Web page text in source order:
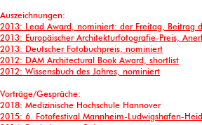
Auszeichnungen:
2013: Lead Award, nominiert: der Freitag, Beitrag
2013: Europäischer Architekturfotografie-Preis,
2013: Deutscher Fotobuchpreis, nominiert
2012: DAM Architectural Book Award, shortlist
2012: Wissensbuch des Jahres, nominiert
Vorträge/Gespräche:
2018: Medizinische Hochschule Hannover
2015: 6. Fotofestival Mannheim-Ludwigshafen-